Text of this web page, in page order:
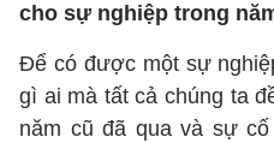
cho sự nghiệp trong
Để có được một sự
gì ai mà tất cả chúng ta
năm cũ đã qua và sự